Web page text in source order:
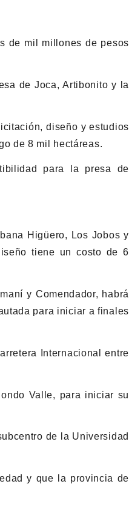
de mil millones de pesos
de Joca, Artibonito y la
diseño y estudios
de 8 mil hectáreas.
para la presa de
Higüero, Los Jobos y
tiene un costo de 6
y Comendador, habrá
para iniciar a finales
Internacional entre
Valle, para iniciar su
de la Universidad
y que la provincia de